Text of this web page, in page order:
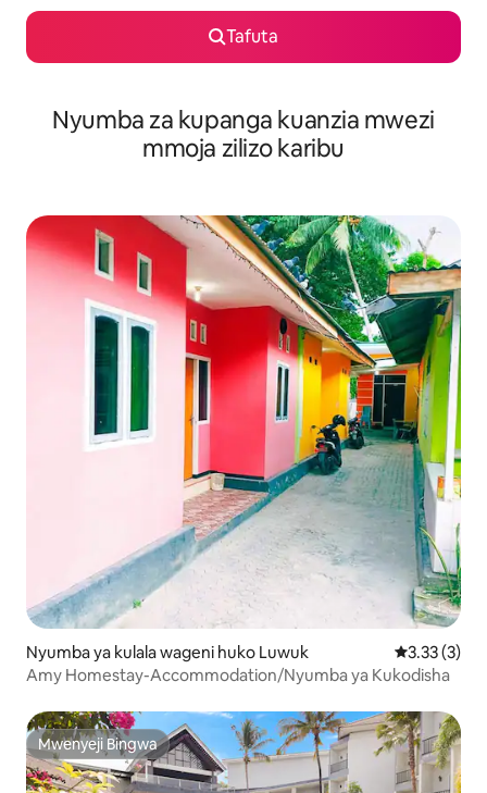
Tafuta
Nyumba za kupanga kuanzia mwezi
mmoja zilizo karibu
Nyumba ya kulala wageni huko Luwuk Ukadiriaji
3.33 (3)
Amy Homestay-Accommodation/Nyumba ya Kukodisha
Mwenyeji Bingwa
Mwenyeji Bingwa